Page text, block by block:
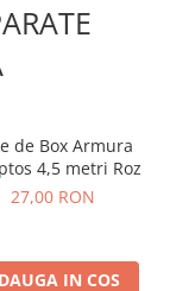
de Box Armura
4,5 metri Roz
27,00 RON
IN COS